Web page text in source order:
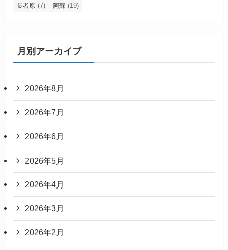
長者原 (7) 阿蘇 (19)
月別アーカイブ
2026年8月
2026年7月
2026年6月
2026年5月
2026年4月
2026年3月
2026年2月